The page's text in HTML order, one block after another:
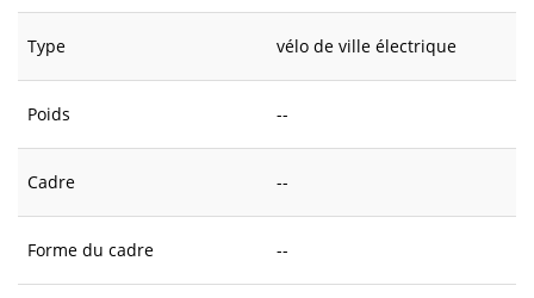
Type vélo de ville électrique
Poids --
Cadre --
Forme du cadre --